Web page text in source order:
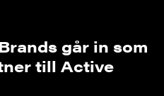
går in som
till Active